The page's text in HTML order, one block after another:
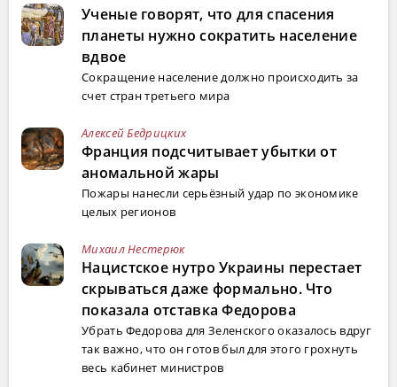
Ученые говорят, что для спасения
планеты нужно сократить население
вдвое
Сокращение население должно происходить за
счет стран третьего мира
Алексей Бедрицких
Франция подсчитывает убытки от
аномальной жары
Пожары нанесли серьёзный удар по экономике
целых регионов
Михаил Нестерюк
Нацистское нутро Украины перестает
скрываться даже формально. Что
показала отставка Федорова
Убрать Федорова для Зеленского оказалось вдруг
так важно, что он готов был для этого грохнуть
весь кабинет министров